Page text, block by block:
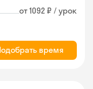
от 1092 ₽ / урок
время